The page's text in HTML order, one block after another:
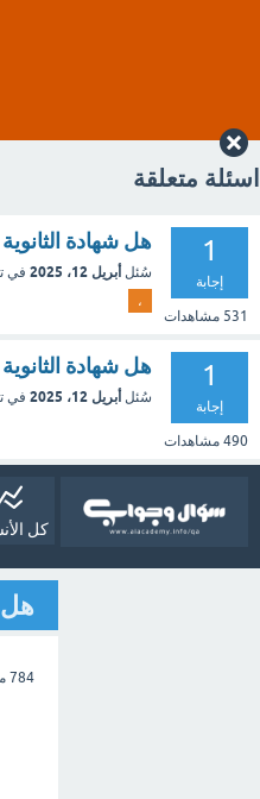
اسئلة متعلقة
1
إجابة
531 مشاهدات
هل شهادة
سُئل أبريل 12، 2025 في
،
1
إجابة
490 مشاهدات
هل شهادة
سُئل أبريل 12، 2025 في
كل
هل
784